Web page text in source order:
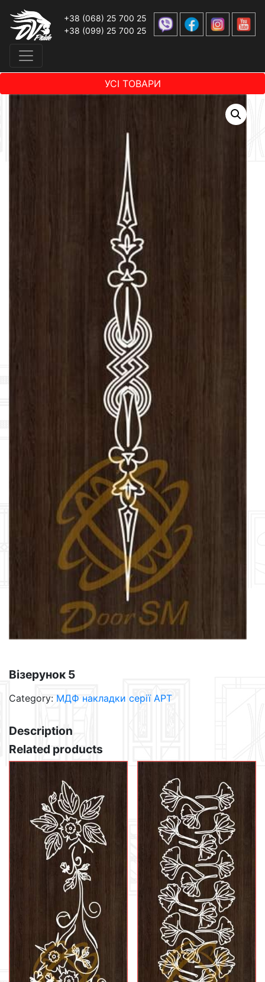
+38 (068) 25 700 25
+38 (099) 25 700 25
УСІ ТОВАРИ
Візерунок 5
Category: МДФ накладки серії АРТ
Description
Related products